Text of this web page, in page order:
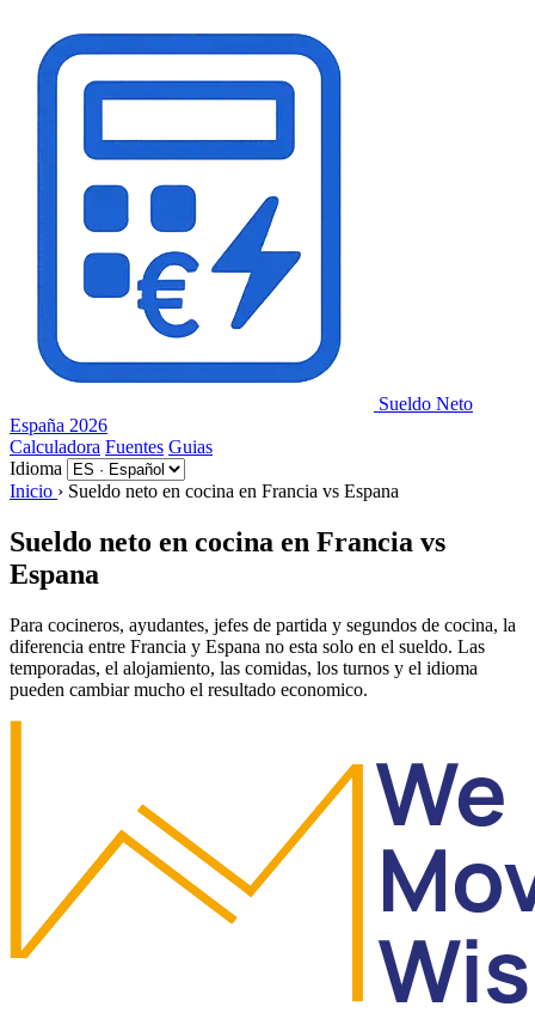
Sueldo Neto
España 2026
Calculadora Fuentes Guias
Idioma
Inicio › Sueldo neto en cocina en Francia vs Espana
Sueldo neto en cocina en Francia vs
Espana
Para cocineros, ayudantes, jefes de partida y segundos de cocina, la
diferencia entre Francia y Espana no esta solo en el sueldo. Las
temporadas, el alojamiento, las comidas, los turnos y el idioma
pueden cambiar mucho el resultado economico.